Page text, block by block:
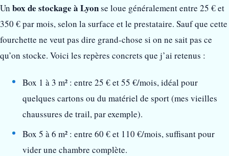
Un box de stockage à Lyonse loue généralement entre 25 € et
350 € par mois, selon la surface et le prestataire. Sauf que cette
fourchette ne veut pas dire grand-chose si on ne sait pas ce
qu’on stocke. Voici les repères concrets que j’ai retenus :
Box 1 à 3 m² : entre 25 € et 55 €/mois, idéal pour
quelques cartons ou du matériel de sport (mes vieilles
chaussures de trail, par exemple).
Box 5 à 6 m² : entre 60 € et 110 €/mois, suffisant pour
vider une chambre complète.